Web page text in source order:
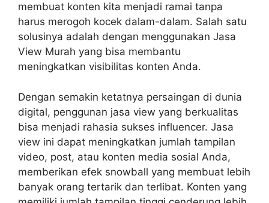
membuat konten kita menjadi ramai tanpa
harus merogoh kocek dalam-dalam. Salah satu
solusinya adalah dengan menggunakan Jasa
View Murah yang bisa membantu
meningkatkan visibilitas konten Anda.
Dengan semakin ketatnya persaingan di dunia
digital, penggunan jasa view yang berkualitas
bisa menjadi rahasia sukses influencer. Jasa
view ini dapat meningkatkan jumlah tampilan
video, post, atau konten media sosial Anda,
memberikan efek snowball yang membuat lebih
banyak orang tertarik dan terlibat. Konten yang